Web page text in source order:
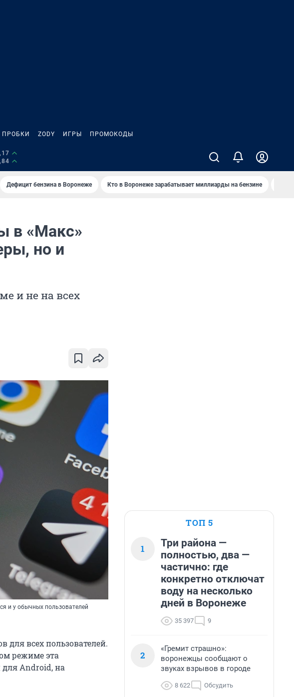
ПРОБКИ ZODY ИГРЫ ПРОМОКОДЫ
Дефицит бензина в Воронеже Кто в Воронеже зарабатывает миллиарды на бензине
в «Макс»
но и
и не на всех
и у обычных пользователей
для всех пользователей.
режиме эта
Android, на
ТОП 5
1
Три района —
полностью, два —
частично: где
конкретно отключат
воду на несколько
дней в Воронеже
35 397 9
2
«Гремит страшно»:
воронежцы сообщают о
звуках взрывов в городе
8 622 Обсудить